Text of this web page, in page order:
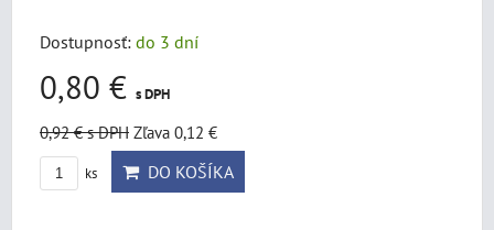
Dostupnosť: do 3 dní
0,80 € s DPH
0,92 €s DPH Zľava 0,12 €
ks DO KOŠÍKA